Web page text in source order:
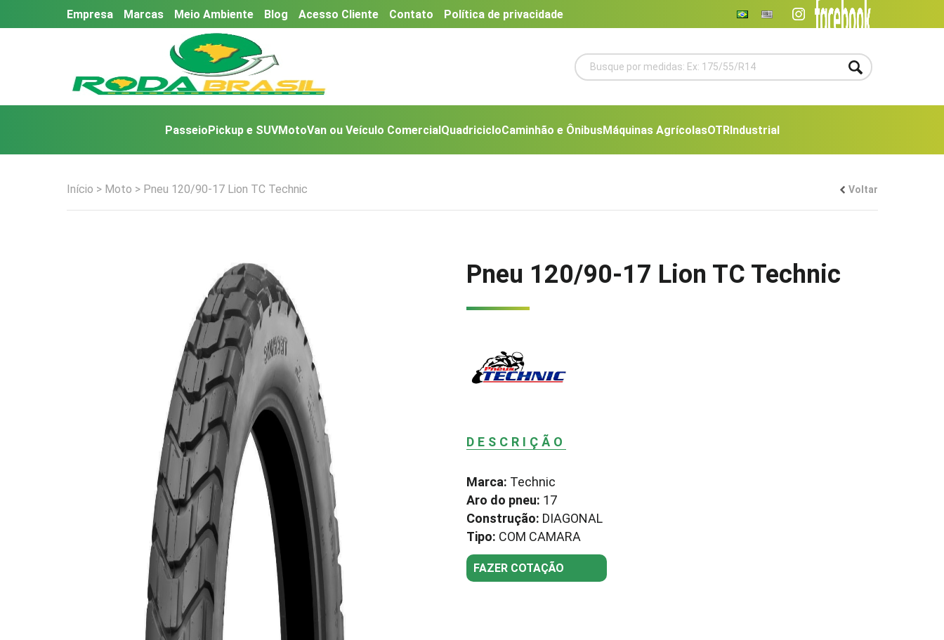
Empresa Marcas Meio Ambiente Blog Acesso Cliente Contato Política de privacidade
PasseioPickup e SUVMotoVan ou Veículo ComercialQuadricicloCaminhão e ÔnibusMáquinas AgrícolasOTRIndustrial
Início > Moto > Pneu 120/90-17 Lion TC Technic Voltar
Pneu 120/90-17 Lion TC Technic
DESCRIÇÃO
Marca: Technic
Aro do pneu: 17
Construção: DIAGONAL
Tipo: COM CAMARA
FAZER COTAÇÃO